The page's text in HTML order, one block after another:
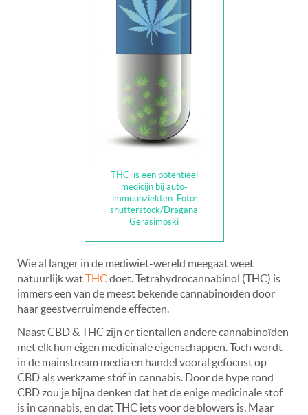
THC is een potentieel
medicijn bij auto-
immuunziekten. Foto:
shutterstock/Dragana
Gerasimoski
Wie al langer in de mediwiet-wereld meegaat weet
natuurlijk watTHC doet. Tetrahydrocannabinol (THC) is
immers een van de meest bekende cannabinoïden door
haar geestverruimende effecten.
Naast CBD & THC zijn er tientallen andere cannabinoïden
met elk hun eigen medicinale eigenschappen. Toch wordt
in de mainstream media en handel vooral gefocust op
CBD als werkzame stof in cannabis. Door de hype rond
CBD zou je bijna denken dat het de enige medicinale stof
is in cannabis, en dat THC iets voor de blowers is. Maar